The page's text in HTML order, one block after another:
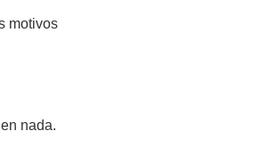
motivos
nada.